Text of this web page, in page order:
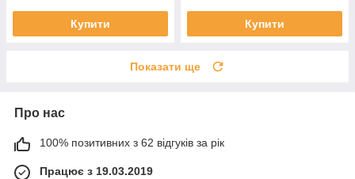
Купити Купити
Показати ще
Про нас
100% позитивних з 62 відгуків за рік
Працює з 19.03.2019